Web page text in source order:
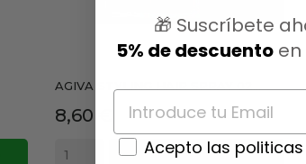
AGIVA STYLING HAIR SPRAY 02...
Precio
8,60 €
AÑADIR AL CARRITO
🎁 Suscríbete
5% de descuentoen
Acepto las